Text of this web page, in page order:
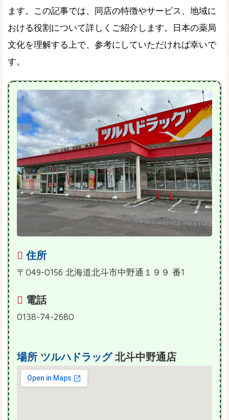
ます。この記事では、同店の特徴やサービス、地域に
おける役割について詳しくご紹介します。日本の薬局
文化を理解する上で、参考にしていただければ幸いで
す。
住所
〒049-0156 北海道北斗市中野通１９９ 番1
電話
0138-74-2680
場所 ツルハドラッグ北斗中野通店